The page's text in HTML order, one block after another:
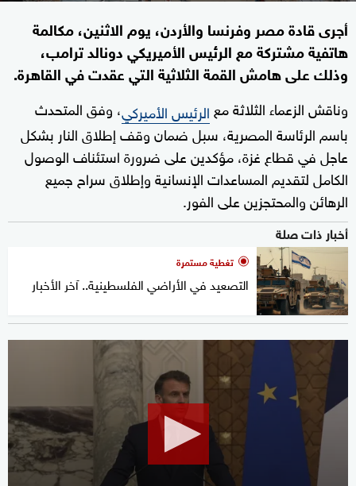
أجرى قادة مصر وفرنسا والأردن، يوم الاثنين، مكالمة
هاتفية مشتركة مع الرئيس الأميريكي دونالد ترامب،
وذلك على هامش القمة الثلاثية التي عقدت في القاهرة.
وناقش الزعماء الثلاثة مع الرئيس الأميركي، وفق المتحدث
باسم الرئاسة المصرية، سبل ضمان وقف إطلاق النار بشكل
عاجل في قطاع غزة، مؤكدين على ضرورة استئناف الوصول
الكامل لتقديم المساعدات الإنسانية وإطلاق سراح جميع
الرهائن والمحتجزين على الفور.
أخبار ذات صلة
تغطية مستمرة
التصعيد في الأراضي الفلسطينية.. آخر الأخبار
1
minute,
8
seconds